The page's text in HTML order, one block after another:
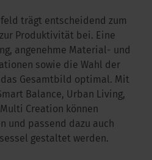
trägt entscheidend zum
Produktivität bei. Eine
angenehme Material- und
sowie die Wahl der
das Gesamtbild optimal. Mit
Balance, Urban Living,
Creation können
und passend dazu auch
gestaltet werden.